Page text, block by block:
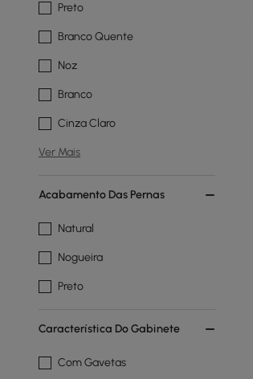
Preto
Branco Quente
Noz
Branco
Cinza Claro
Ver Mais
Acabamento Das Pernas
Natural
Nogueira
Preto
Característica Do Gabinete
Com Gavetas